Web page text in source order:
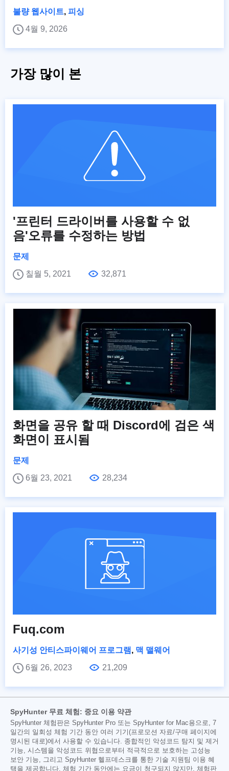
불량 웹사이트, 피싱
4월 9, 2026
가장 많이 본
'프린터 드라이버를 사용할 수 없
음'오류를 수정하는 방법
문제
칠월 5, 2021
32,871
화면을 공유 할 때 Discord에 검은 색
화면이 표시됨
문제
6월 23, 2021
28,234
Fuq.com
사기성 안티스파이웨어 프로그램 , 맥 맬웨어
6월 26, 2023
21,209
SpyHunter 무료 체험: 중요 이용 약관
SpyHunter 체험판은 SpyHunter Pro 또는 SpyHunter for Mac용으로, 7
일간의 일회성 체험 기간 동안 여러 기기(프로모션 자료/구매 페이지에
명시된 대로)에서 사용할 수 있습니다. 종합적인 악성코드 탐지 및 제거
기능, 시스템을 악성코드 위협으로부터 적극적으로 보호하는 고성능
보안 기능, 그리고 SpyHunter 헬프데스크를 통한 기술 지원팀 이용 혜
택을 제공합니다. 체험 기간 동안에는 요금이 청구되지 않지만, 체험판